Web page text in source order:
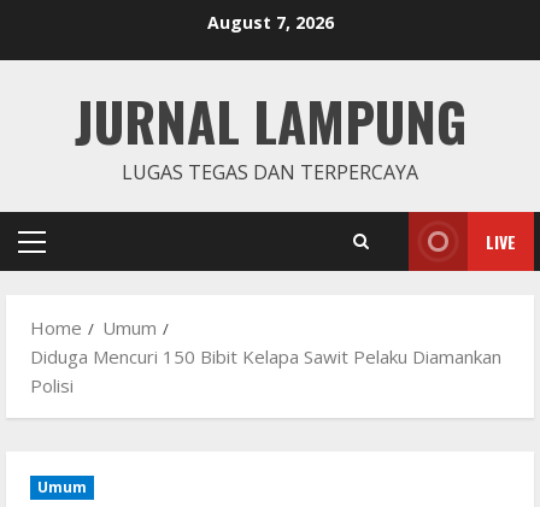
August 7, 2026
JURNAL LAMPUNG
LUGAS TEGAS DAN TERPERCAYA
Primary
LIVE
Home
Umum
Diduga Mencuri 150 Bibit Kelapa Sawit Pelaku Diamankan
Polisi
Umum